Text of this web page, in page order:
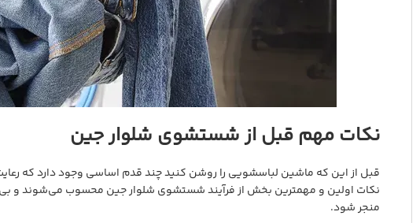
نکات مهم قبل از شستشوی شلوار جین
قبل از این که ماشین لباسشویی را روشن کنید چند قدم اساسی وجود دارد که
نکات اولین و مهمترین بخش از فرآیند شستشوی شلوار جین محسوب می‌شوند و
منجر شود.